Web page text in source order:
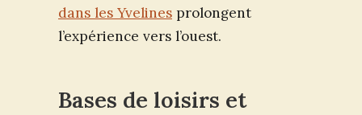
dans les Yvelines prolongent
l’expérience vers l’ouest.
Bases de loisirs et